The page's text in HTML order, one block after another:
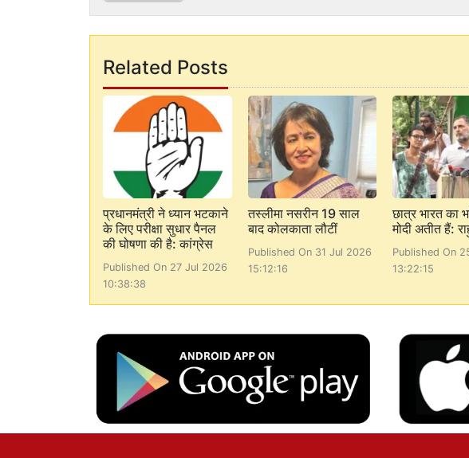
Related Posts
प्रधानमंत्री ने ध्यान भटकाने
के लिए परीक्षा सुधार पैनल
की घोषणा की है: कांग्रेस
Published On 27 Jul 2026
10:38:38
तस्लीमा नसरीन 19 साल
बाद कोलकाता लौटीं
Published On 31 Jul 2026
15:12:16
छात्र भारत का
मोदी अतीत हैं:
Published On
13:22:15